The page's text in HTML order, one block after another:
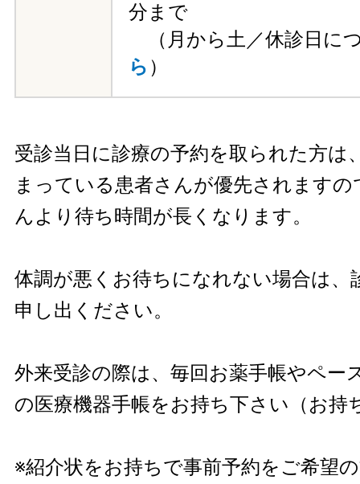
分まで
（月から土／休診日に
ら ）
受診当日に診療の予約を取られた方は
まっている患者さんが優先されますの
んより待ち時間が長くなります。
体調が悪くお待ちになれない場合は、
申し出ください。
外来受診の際は、毎回お薬手帳やペー
の医療機器手帳をお持ち下さい（お持
※紹介状をお持ちで事前予約をご希望